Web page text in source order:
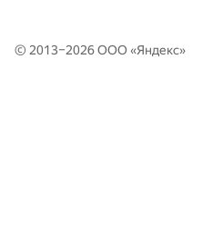
© 2013–2026 ООО «Яндекс»